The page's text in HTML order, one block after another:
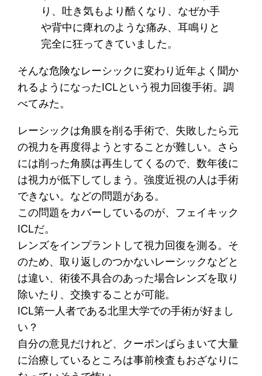
り、吐き気もより酷くなり、なぜか手
や背中に痺れのような痛み、耳鳴りと
完全に狂ってきていました。
そんな危険なレーシックに変わり近年よく聞か
れるようになったICLという視力回復手術。調
べてみた。
レーシックは角膜を削る手術で、失敗したら元
の視力を再度得ようとすることが難しい。さら
には削った角膜は再生してくるので、数年後に
は視力が低下してしまう。強度近視の人は手術
できない。などの問題がある。
この問題をカバーしているのが、フェイキック
ICLだ。
レンズをインプラントして視力回復を測る。そ
のため、取り返しのつかないレーシックなどと
は違い、術後不具合のあった場合レンズを取り
除いたり、交換することが可能。
ICL第一人者である北里大学での手術が好まし
い？
自分の意見だけれど、クーポンばらまいて大量
に治療しているところは事前検査もおざなりに